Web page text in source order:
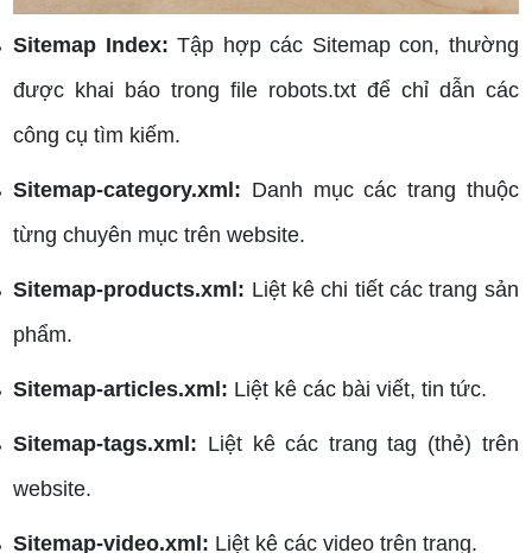
Sitemap Index: Tập hợp các Sitemap con, thường
được khai báo trong file robots.txt để chỉ dẫn các
công cụ tìm kiếm.
Sitemap-category.xml: Danh mục các trang thuộc
từng chuyên mục trên website.
Sitemap-products.xml: Liệt kê chi tiết các trang sản
phẩm.
Sitemap-articles.xml: Liệt kê các bài viết, tin tức.
Sitemap-tags.xml: Liệt kê các trang tag (thẻ) trên
website.
Sitemap-video.xml: Liệt kê các video trên trang.